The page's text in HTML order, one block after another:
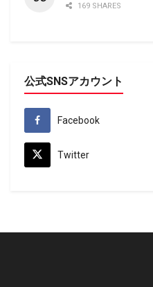
169 SHARES
公式SNSアカウント
Facebook
Twitter